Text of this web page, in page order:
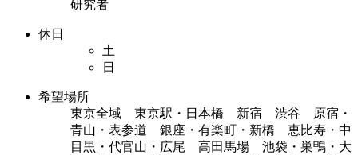
研究者
休日
土
日
希望場所
東京全域 東京駅・日本橋 新宿 渋谷 原宿・
青山・表参道 銀座・有楽町・新橋 恵比寿・中
目黒・代官山・広尾 高田馬場 池袋・巣鴨・大